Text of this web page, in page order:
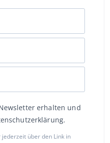
erhalten und
über den Link in